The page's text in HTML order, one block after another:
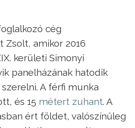
cég
Zsolt, amikor 2016
kerületi Simonyi
panelházának hatodik
A férfi munka
és 15 métert zuhant. A
ért földet, valószínűleg